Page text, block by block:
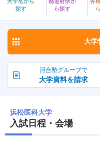
探す
ら探す
国立 浜松医科
河合塾グループで
大学資料を請求
大学
浜松医科大学
入試日程・会場